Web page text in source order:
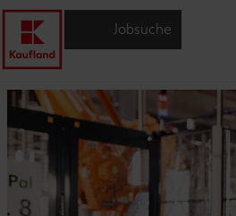
Jobsuche